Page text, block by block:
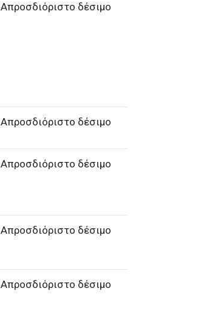
Απροσδιόριστο δέσιμο
Απροσδιόριστο δέσιμο
Απροσδιόριστο δέσιμο
Απροσδιόριστο δέσιμο
Απροσδιόριστο δέσιμο